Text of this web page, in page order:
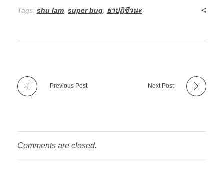
Tags: shu lam super bug ยาปฏิชีวนะ
Previous Post Next Post
Comments are closed.